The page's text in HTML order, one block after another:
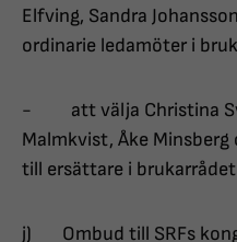
Elfving, Sandra
ordinarie ledamöter i
- att välja Christina
Malmkvist, Åke
till ersättare i brukarrådet
j) Ombud till SRFs